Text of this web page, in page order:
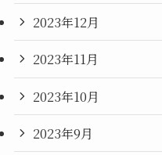
2023年12月
2023年11月
2023年10月
2023年9月